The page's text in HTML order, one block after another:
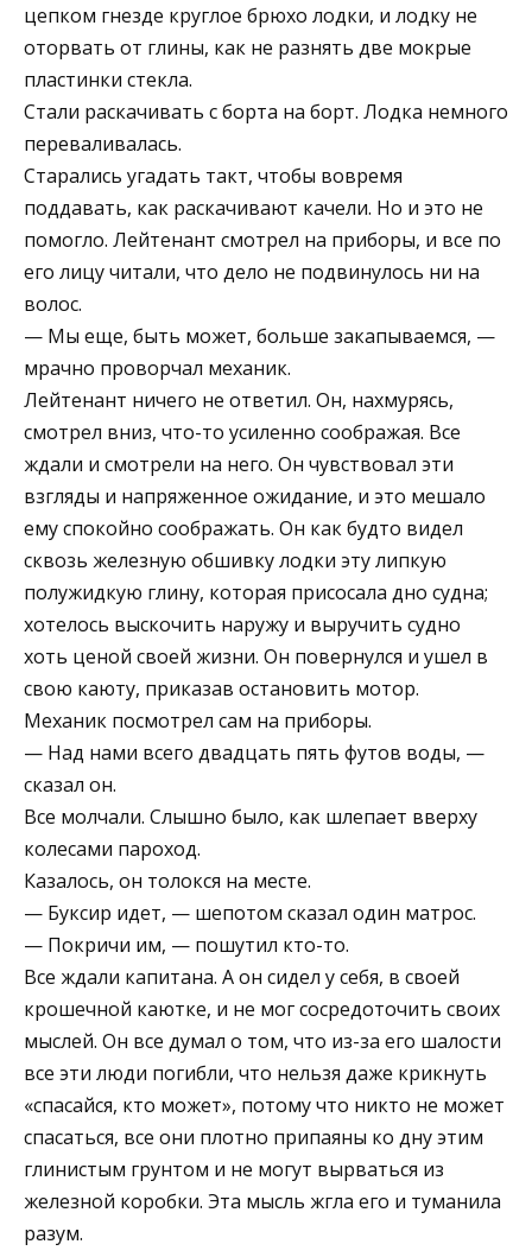
цепком гнезде круглое брюхо лодки, и лодку не
оторвать от глины, как не разнять две мокрые
пластинки стекла.
Стали раскачивать с борта на борт. Лодка немного
переваливалась.
Старались угадать такт, чтобы вовремя
поддавать, как раскачивают качели. Но и это не
помогло. Лейтенант смотрел на приборы, и все по
его лицу читали, что дело не подвинулось ни на
волос.
— Мы еще, быть может, больше закапываемся, —
мрачно проворчал механик.
Лейтенант ничего не ответил. Он, нахмурясь,
смотрел вниз, что-то усиленно соображая. Все
ждали и смотрели на него. Он чувствовал эти
взгляды и напряженное ожидание, и это мешало
ему спокойно соображать. Он как будто видел
сквозь железную обшивку лодки эту липкую
полужидкую глину, которая присосала дно судна;
хотелось выскочить наружу и выручить судно
хоть ценой своей жизни. Он повернулся и ушел в
свою каюту, приказав остановить мотор.
Механик посмотрел сам на приборы.
— Над нами всего двадцать пять футов воды, —
сказал он.
Все молчали. Слышно было, как шлепает вверху
колесами пароход.
Казалось, он толокся на месте.
— Буксир идет, — шепотом сказал один матрос.
— Покричи им, — пошутил кто-то.
Все ждали капитана. А он сидел у себя, в своей
крошечной каютке, и не мог сосредоточить своих
мыслей. Он все думал о том, что из-за его шалости
все эти люди погибли, что нельзя даже крикнуть
«спасайся, кто может», потому что никто не может
спасаться, все они плотно припаяны ко дну этим
глинистым грунтом и не могут вырваться из
железной коробки. Эта мысль жгла его и туманила
разум.